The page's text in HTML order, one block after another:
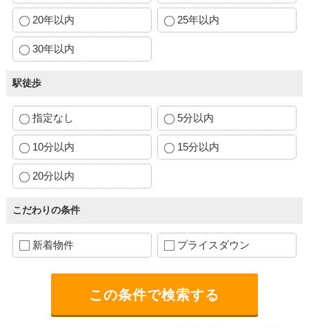
20年以内 25年以内
30年以内
駅徒歩
指定なし 5分以内
10分以内 15分以内
20分以内
こだわりの条件
新着物件 プライスダウン